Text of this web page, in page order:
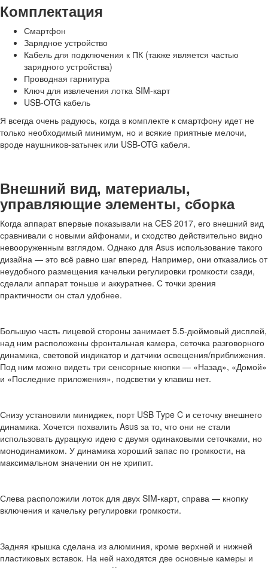
Комплектация
Смартфон
Зарядное устройство
Кабель для подключения к ПК (также является частью
зарядного устройства)
Проводная гарнитура
Ключ для извлечения лотка SIM-карт
USB-OTG кабель
Я всегда очень радуюсь, когда в комплекте к смартфону идет не
только необходимый минимум, но и всякие приятные мелочи,
вроде наушников-затычек или USB-OTG кабеля.
Внешний вид, материалы,
управляющие элементы, сборка
Когда аппарат впервые показывали на CES 2017, его внешний вид
сравнивали с новыми айфонами, и сходство действительно видно
невооруженным взглядом. Однако для Asus использование такого
дизайна — это всё равно шаг вперед. Например, они отказались от
неудобного размещения качельки регулировки громкости сзади,
сделали аппарат тоньше и аккуратнее. С точки зрения
практичности он стал удобнее.
Большую часть лицевой стороны занимает 5.5-дюймовый дисплей,
над ним расположены фронтальная камера, сеточка разговорного
динамика, световой индикатор и датчики освещения/приближения.
Под ним можно видеть три сенсорные кнопки — «Назад», «Домой»
и «Последние приложения», подсветки у клавиш нет.
Снизу установили миниджек, порт USB Type C и сеточку внешнего
динамика. Хочется похвалить Asus за то, что они не стали
использовать дурацкую идею с двумя одинаковыми сеточками, но
монодинамиком. У динамика хороший запас по громкости, на
максимальном значении он не хрипит.
Слева расположили лоток для двух SIM-карт, справа — кнопку
включения и качельку регулировки громкости.
Задняя крышка сделана из алюминия, кроме верхней и нижней
пластиковых вставок. На ней находятся две основные камеры и